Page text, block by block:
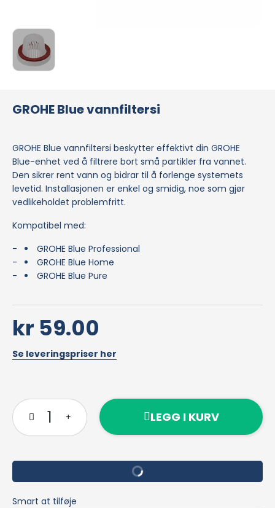
GROHE Blue vannfiltersi
GROHE Blue vannfiltersi beskytter effektivt din GROHE
Blue-enhet ved å filtrere bort små partikler fra vannet.
Den sikrer rent vann og bidrar til å forlenge systemets
levetid. Installasjonen er enkel og smidig, noe som gjør
vedlikeholdet problemfritt.
Kompatibel med:
GROHE Blue Professional
GROHE Blue Home
GROHE Blue Pure
kr 59.00
Se leveringspriser her
LEGG I KURV
Smart at tilføje